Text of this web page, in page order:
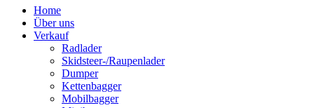
Home
Über uns
Verkauf
Radlader
Skidsteer-/Raupenlader
Dumper
Kettenbagger
Mobilbagger